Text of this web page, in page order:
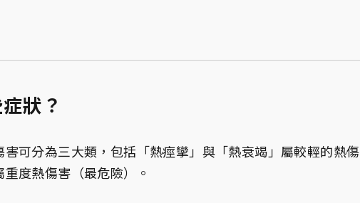
狀？
可分為三大類，包括「熱痙攣」與「熱衰竭」屬較輕的熱傷
重度熱傷害（最危險）。